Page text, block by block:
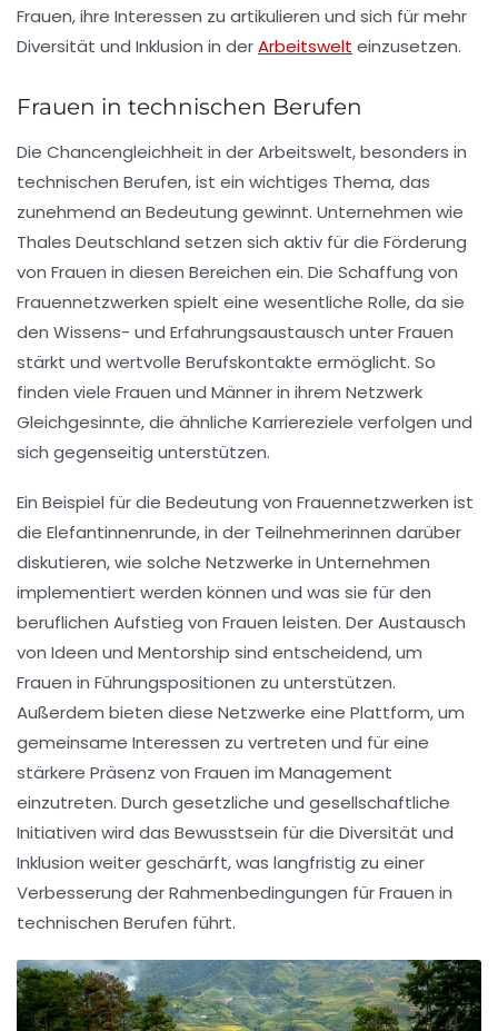
Frauen, ihre Interessen zu artikulieren und sich für mehr
Diversität und Inklusion in derArbeitswelt einzusetzen.
Frauen in technischen Berufen
Die Chancengleichheit in der Arbeitswelt, besonders in
technischen Berufen, ist ein wichtiges Thema, das
zunehmend an Bedeutung gewinnt. Unternehmen wie
Thales Deutschland setzen sich aktiv für die Förderung
von Frauen in diesen Bereichen ein. Die Schaffung von
Frauennetzwerken spielt eine wesentliche Rolle, da sie
den Wissens- und Erfahrungsaustausch unter Frauen
stärkt und wertvolle Berufskontakte ermöglicht. So
finden viele Frauen und Männer in ihrem Netzwerk
Gleichgesinnte, die ähnliche Karriereziele verfolgen und
sich gegenseitig unterstützen.
Ein Beispiel für die Bedeutung von Frauennetzwerken ist
die Elefantinnenrunde, in der Teilnehmerinnen darüber
diskutieren, wie solche Netzwerke in Unternehmen
implementiert werden können und was sie für den
beruflichen Aufstieg von Frauen leisten. Der Austausch
von Ideen und Mentorship sind entscheidend, um
Frauen in Führungspositionen zu unterstützen.
Außerdem bieten diese Netzwerke eine Plattform, um
gemeinsame Interessen zu vertreten und für eine
stärkere Präsenz von Frauen im Management
einzutreten. Durch gesetzliche und gesellschaftliche
Initiativen wird das Bewusstsein für die Diversität und
Inklusion weiter geschärft, was langfristig zu einer
Verbesserung der Rahmenbedingungen für Frauen in
technischen Berufen führt.